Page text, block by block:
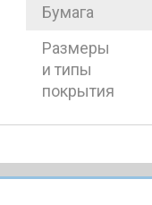
Бумага
Размеры
и типы
покрытия